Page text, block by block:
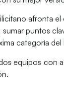
afronta
puntos
categoría
equipos con